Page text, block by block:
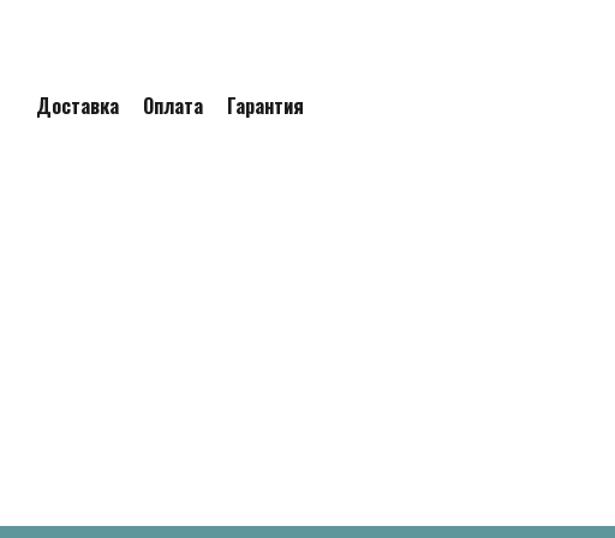
Доставка Оплата Гарантия